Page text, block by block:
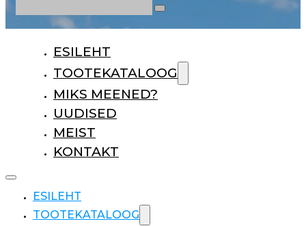
ESILEHT
TOOTEKATALOOG
MIKS MEENED?
UUDISED
MEIST
KONTAKT
ESILEHT
TOOTEKATALOOG